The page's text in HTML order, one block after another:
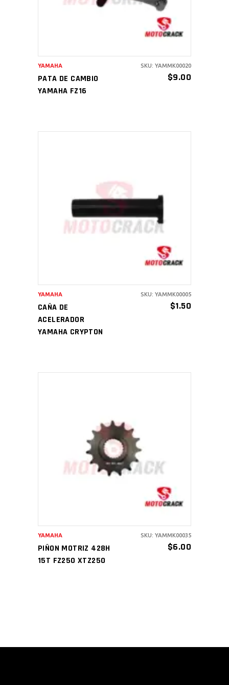
PATA DE CAMBIO
YAMAHA FZ16
$9.00
YAMAHA SKU: YAMMK00020
AÑADIR AL CARRITO
CAÑA DE
ACELERADOR
YAMAHA CRYPTON
$1.50
YAMAHA SKU: YAMMK00005
AÑADIR AL CARRITO
PIÑON MOTRIZ 428H
15T FZ250 XTZ250
$6.00
YAMAHA SKU: YAMMK00035